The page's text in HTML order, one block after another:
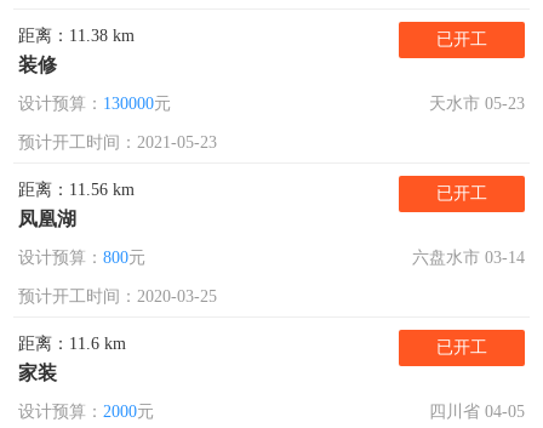
距离：11.38 km
装修
已开工
设计预算： 130000元 天水市 05-23
预计开工时间：2021-05-23
距离：11.56 km
凤凰湖
已开工
设计预算： 800元 六盘水市 03-14
预计开工时间：2020-03-25
距离：11.6 km
家装
已开工
设计预算： 2000元 四川省 04-05